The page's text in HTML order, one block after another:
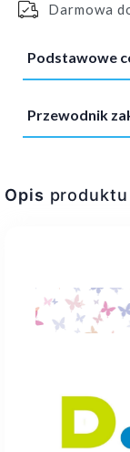
Darmowa
Podstawowe
Przewodnik
Opis produktu